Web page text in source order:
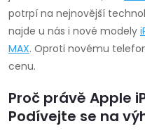
í
p
r
v
potrpí na nejnovější
najde u nás i nové modely
MAX. Oproti novému
cenu.
Proč právě Apple
Podívejte se na